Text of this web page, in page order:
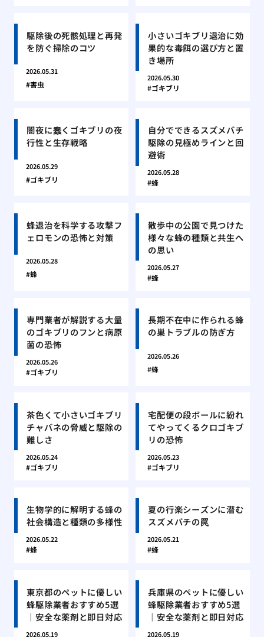
駆除後の死骸処理と再発
を防ぐ掃除のコツ
2026.05.31
害虫
小さいゴキブリ退治に効
果的な毒餌の選び方と置
き場所
2026.05.30
ゴキブリ
闇夜に蠢くゴキブリの夜
行性と生存戦略
2026.05.29
ゴキブリ
自分でできるスズメバチ
駆除の見極めラインと回
避術
2026.05.28
蜂
蜂退治を科学する攻撃フ
ェロモンの恐怖と対策
2026.05.28
蜂
散歩中の公園で見つけた
様々な蜂の種類と共生へ
の思い
2026.05.27
蜂
専門業者が解説する大量
のゴキブリのフンと病原
菌の恐怖
2026.05.26
ゴキブリ
長期不在中に作られる蜂
の巣トラブルの防ぎ方
2026.05.26
蜂
茶色くて小さいゴキブリ
チャバネの脅威と駆除の
難しさ
2026.05.24
ゴキブリ
宅配便の段ボールに紛れ
てやってくるクロゴキブ
リの恐怖
2026.05.23
ゴキブリ
生物学的に解明する蜂の
社会構造と種類の多様性
2026.05.22
蜂
夏の行楽シーズンに潜む
スズメバチの罠
2026.05.21
蜂
東京都のペットに優しい
蜂駆除業者おすすめ5選
｜安全な薬剤と即日対応
2026.05.19
兵庫県のペットに優しい
蜂駆除業者おすすめ5選
｜安全な薬剤と即日対応
2026.05.19